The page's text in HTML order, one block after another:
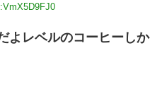
よレベルのコーヒーしか